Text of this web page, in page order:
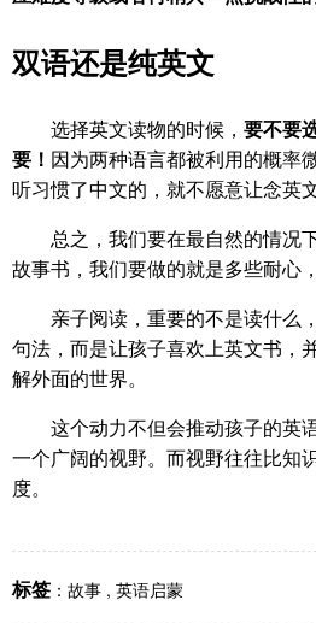
双语还是纯英文
选择英文读物的时候， 要不要
要！ 因为两种语言都被利用的概率
听习惯了中文的，就不愿意让念英文
总之，我们要在最自然的情况
故事书，我们要做的就是多些耐心
亲子阅读，重要的不是读什么
句法，而是让孩子喜欢上英文书，
解外面的世界。
这个动力不但会推动孩子的英
一个广阔的视野。而视野往往比知
度。
标签 ： 故事 , 英语启蒙